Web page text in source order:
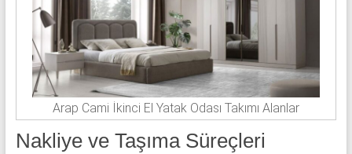
Arap Cami İkinci El Yatak Odası Takımı Alanlar
Nakliye ve Taşıma Süreçleri